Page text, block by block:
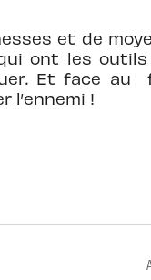
et de
ont les
Et face au
l’ennemi !